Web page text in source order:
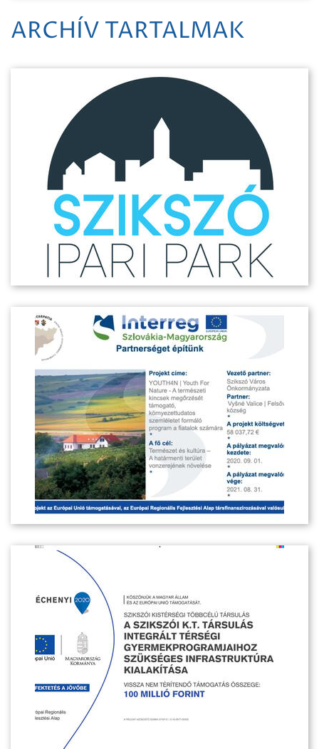
ARCHÍV TARTALMAK